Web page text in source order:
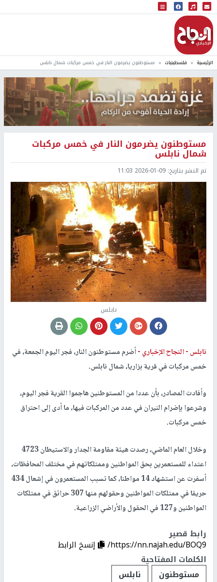
البث المباشر
إذاعة النجاح
الرئيسية فلسطينيات مستوطنون يضرمون النار في خمس مركبات شمال نابلس
مستوطنون يضرمون النار في خمس مركبات
شمال نابلس
تم النشر بتاريخ: 2026-01-09 11:03
نابلس
نابلس -النجاح الإخباري -أضرم مستوطنون النار، فجر اليوم الجمعة، في
خمس مركبات في قرية بزاريا، شمال نابلس.
وأفادت المصادر، بأن عددا من المستوطنين هاجموا القرية فجر اليوم،
وشرعوا بإضرام النيران في عدد من المركبات فيها، ما أدى إلى احتراق
خمس مركبات.
وخلال العام الماضي، رصدت هيئة مقاومة الجدار والاستيطان 4723
اعتداء للمستعمرين بحق المواطنين وممتلكاتهم في مختلف المحافظات،
أسفرت عن استشهاد 14 مواطنا، كما تسبب المستعمرون في إشعال 434
حريقا في ممتلكات المواطنين وحقولهم منها 307 حرائق في ممتلكات
المواطنين و127 في الحقول والأراضي الزراعية.
رابط قصير
https://nn.najah.edu/BOQ9/
إنسخ الرابط
الكلمات المفتاحية
مستوطنون
نابلس